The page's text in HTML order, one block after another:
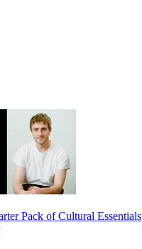
Pack of Cultural Essentials